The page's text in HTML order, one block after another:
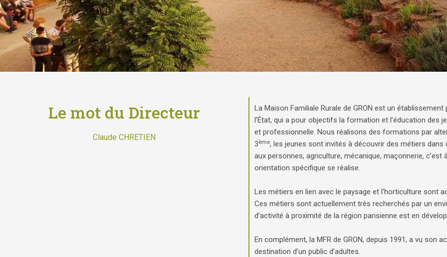
Le mot du Directeur
Claude CHRETIEN
La Maison Familiale Rurale de GRON est un
l’État, qui a pour objectifs la formation et l’éducation des
et professionnelle. Nous réalisons des formations par
3ème, les jeunes sont invités à découvrir des métiers
aux personnes, agriculture, mécanique, maçonnerie, c’est
orientation spécifique se réalise.
Les métiers en lien avec le paysage et l’horticulture sont
Ces métiers sont actuellement très recherchés par un
d’activité à proximité de la région parisienne est en
En complément, la MFR de GRON, depuis 1991, a vu
destination d’un public d’adultes.